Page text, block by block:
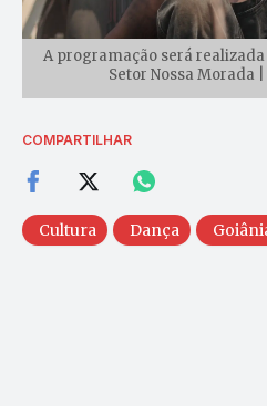
A programação será
Setor Nossa Morada
COMPARTILHAR
Cultura Dança